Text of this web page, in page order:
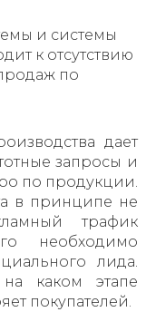
и системы
к отсутствию
по
дает
запросы и
по продукции.
в принципе не
трафик
необходимо
лида.
каком этапе
покупателей.